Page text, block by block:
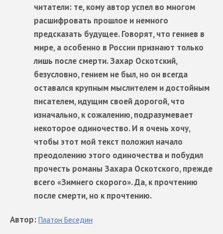
читатели: те, кому автор успел во многом
расшифровать прошлое и немного
предсказать будущее. Говорят, что гениев в
мире, а особенно в России признают только
лишь после смерти. Захар Оскотский,
безусловно, гением не был, но он всегда
оставался крупным мыслителем и достойным
писателем, идущим своей дорогой, что
изначально, к сожалению, подразумевает
некоторое одиночество. И я очень хочу,
чтобы этот мой текст положил начало
преодолению этого одиночества и побудил
прочесть романы Захара Оскотского, прежде
всего «Зимнего скорого». Да, к прочтению
после смерти, но к прочтению.
Автор: Платон Беседин